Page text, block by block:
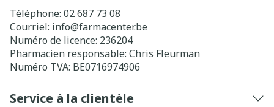
Téléphone: 02 687 73 08
Courriel: info@farmacenter.be
Numéro de licence: 236204
Pharmacien responsable: Chris Fleurman
Numéro TVA: BE0716974906
Service à la clientèle